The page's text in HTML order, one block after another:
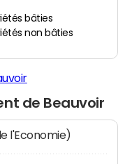
bâties
non bâties
de Beauvoir
l'Economie)